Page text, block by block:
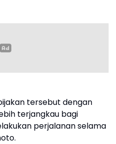
tersebut dengan
terjangkau bagi
perjalanan selama